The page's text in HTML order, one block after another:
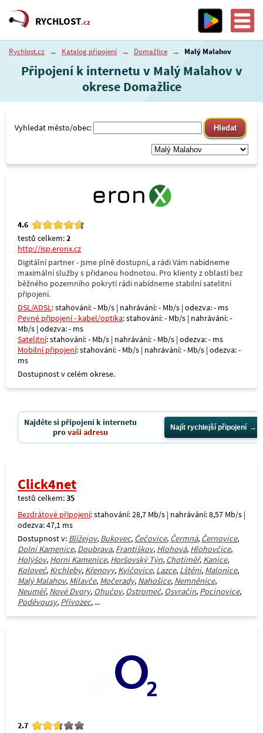
RYCHLOST.cz
Rychlost.cz → Katalog připojení → Domažlice → Malý Malahov
Připojení k internetu v Malý Malahov v
okrese Domažlice
Vyhledat město/obec:
4.6
testů celkem:2
http://isp.eronx.cz
Digitální partner - jsme plně dostupní, a rádi Vám nabídneme
maximální služby s přidanou hodnotou. Pro klienty z oblastí bez
běžného pozemního pokrytí rádi nabídneme stabilní satelitní
připojení.
DSL/ADSL: stahování: - Mb/s | nahrávání: - Mb/s | odezva: - ms
Pevné připojení - kabel/optika: stahování: - Mb/s | nahrávání: -
Mb/s | odezva: - ms
Satelitní: stahování: - Mb/s | nahrávání: - Mb/s | odezva: - ms
Mobilní připojení: stahování: - Mb/s | nahrávání: - Mb/s | odezva: -
ms
Dostupnost v celém okrese.
Najděte si připojení k internetu
provaši adresu Najít rychlejší připojení
Click4net
testů celkem:35
Bezdrátové připojení: stahování: 28,7 Mb/s | nahrávání: 8,57 Mb/s |
odezva: 47,1 ms
Dostupnost v: Blížejov, Bukovec, Čečovice, Čermná, Černovice,
Dolní Kamenice, Doubrava, Františkov, Hlohová, Hlohovčice,
Holýšov, Horní Kamenice, Horšovský Týn, Chotiměř, Kanice,
Koloveč, Krchleby, Křenovy, Kvíčovice, Lazce, Lštění, Malonice,
Malý Malahov, Milavče, Močerady, Nahošice, Nemněnice,
Neuměř, Nové Dvory, Ohučov, Ostromeč, Osvračín, Pocinovice,
Poděvousy, Přívozec, ...
2.7